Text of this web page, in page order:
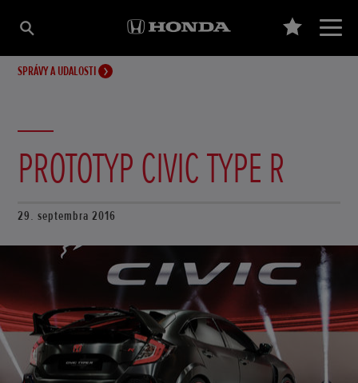
SPRÁVY A UDALOSTI
PROTOTYP CIVIC TYPE R
29. septembra 2016